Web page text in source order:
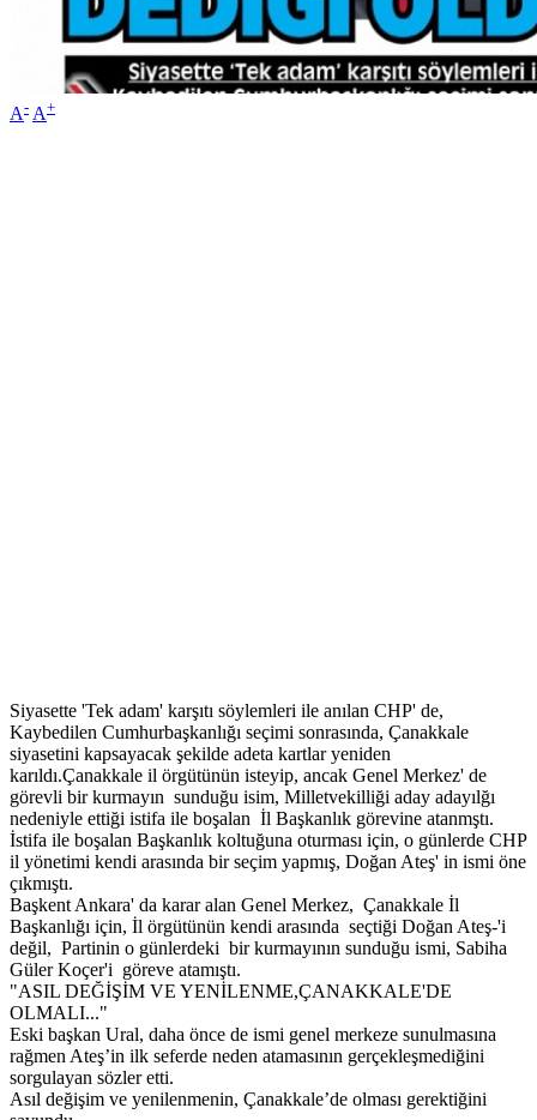
A- A+
Siyasette 'Tek adam' karşıtı söylemleri ile anılan CHP' de,
Kaybedilen Cumhurbaşkanlığı seçimi sonrasında, Çanakkale
siyasetini kapsayacak şekilde adeta kartlar yeniden
karıldı.Çanakkale il örgütünün isteyip, ancak Genel Merkez' de
görevli bir kurmayın sunduğu isim, Milletvekilliği aday adayılğı
nedeniyle ettiği istifa ile boşalan İl Başkanlık görevine atanmştı.
İstifa ile boşalan Başkanlık koltuğuna oturması için, o günlerde CHP
il yönetimi kendi arasında bir seçim yapmış, Doğan Ateş' in ismi öne
çıkmıştı.
Başkent Ankara' da karar alan Genel Merkez, Çanakkale İl
Başkanlığı için, İl örgütünün kendi arasında seçtiği Doğan Ateş-'i
değil, Partinin o günlerdeki bir kurmayının sunduğu ismi, Sabiha
Güler Koçer'i göreve atamıştı.
"ASIL DEĞİŞİM VE YENİLENME,ÇANAKKALE'DE
OLMALI..."
Eski başkan Ural, daha önce de ismi genel merkeze sunulmasına
rağmen Ateş’in ilk seferde neden atamasının gerçekleşmediğini
sorgulayan sözler etti.
Asıl değişim ve yenilenmenin, Çanakkale’de olması gerektiğini